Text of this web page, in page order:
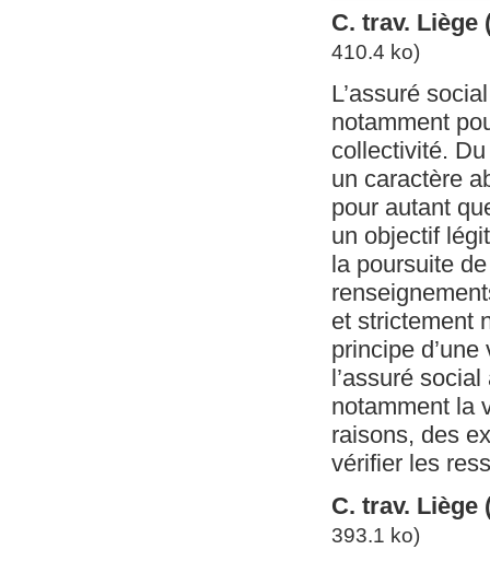
C. trav. Liège
410.4 ko)
L’assuré
notamment
collectivité.
un caractère
pour autant
un objectif
la poursuite
et strictement
principe
l’assuré
notamment la
raisons, des
vérifier les
C. trav. Liège
393.1 ko)